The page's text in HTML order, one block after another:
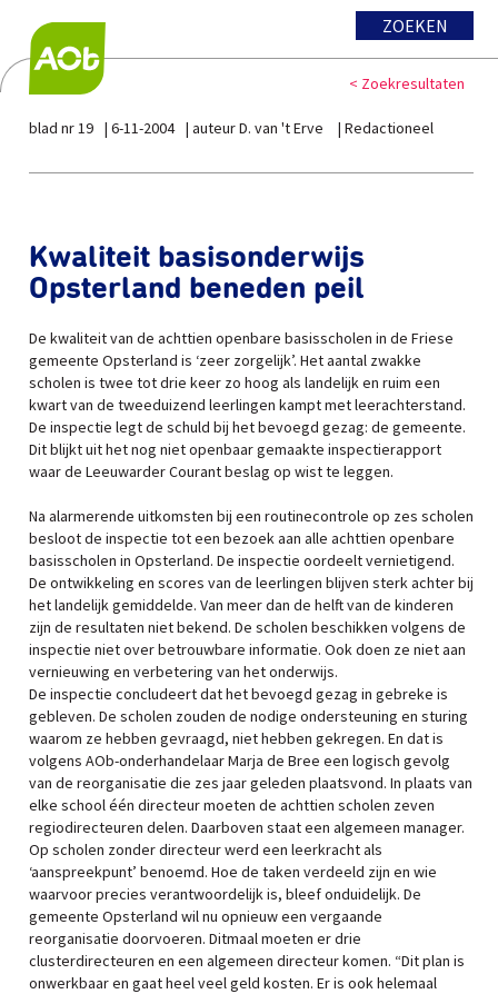
ZOEKEN
< Zoekresultaten
blad nr 19 6-11-2004 auteur D. van 't Erve Redactioneel
Kwaliteit basisonderwijs
Opsterland beneden peil
De kwaliteit van de achttien openbare basisscholen in de Friese
gemeente Opsterland is ‘zeer zorgelijk’. Het aantal zwakke
scholen is twee tot drie keer zo hoog als landelijk en ruim een
kwart van de tweeduizend leerlingen kampt met leerachterstand.
De inspectie legt de schuld bij het bevoegd gezag: de gemeente.
Dit blijkt uit het nog niet openbaar gemaakte inspectierapport
waar de Leeuwarder Courant beslag op wist te leggen.
Na alarmerende uitkomsten bij een routinecontrole op zes scholen
besloot de inspectie tot een bezoek aan alle achttien openbare
basisscholen in Opsterland. De inspectie oordeelt vernietigend.
De ontwikkeling en scores van de leerlingen blijven sterk achter bij
het landelijk gemiddelde. Van meer dan de helft van de kinderen
zijn de resultaten niet bekend. De scholen beschikken volgens de
inspectie niet over betrouwbare informatie. Ook doen ze niet aan
vernieuwing en verbetering van het onderwijs.
De inspectie concludeert dat het bevoegd gezag in gebreke is
gebleven. De scholen zouden de nodige ondersteuning en sturing
waarom ze hebben gevraagd, niet hebben gekregen. En dat is
volgens AOb-onderhandelaar Marja de Bree een logisch gevolg
van de reorganisatie die zes jaar geleden plaatsvond. In plaats van
elke school één directeur moeten de achttien scholen zeven
regiodirecteuren delen. Daarboven staat een algemeen manager.
Op scholen zonder directeur werd een leerkracht als
‘aanspreekpunt’ benoemd. Hoe de taken verdeeld zijn en wie
waarvoor precies verantwoordelijk is, bleef onduidelijk. De
gemeente Opsterland wil nu opnieuw een vergaande
reorganisatie doorvoeren. Ditmaal moeten er drie
clusterdirecteuren en een algemeen directeur komen. “Dit plan is
onwerkbaar en gaat heel veel geld kosten. Er is ook helemaal